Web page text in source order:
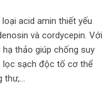
acid amin thiết yếu
và cordycepin. Với
thảo giúp chống suy
lọc sạch độc tố cơ thể
thư,…